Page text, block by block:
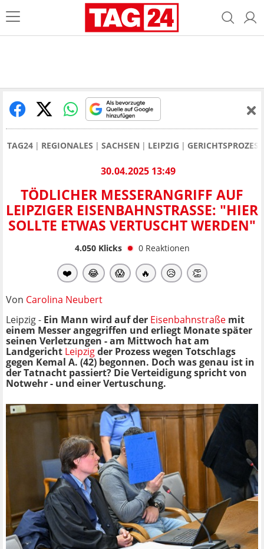
TAG24 REGIONALES SACHSEN LEIPZIG
30.04.2025 13:49
TÖDLICHER MESSERANGRIFF AUF
LEIPZIGER EISENBAHNSTRASSE: "HIER S
OLLTE ETWAS VERTUSCHT WERDEN"
4.050Klicks 0 Reaktionen
❤️ 😂 😱 🔥 😥 👏
Von Carolina Neubert
Leipzig - Ein Mann wird auf der Eisenbahnstraße mit
einem Messer angegriffen und erliegt Monate später
seinen Verletzungen - am Mittwoch hat am
Landgericht Leipzigder Prozess wegen Totschlags
gegen Kemal A. (42) begonnen. Doch was genau ist in
der Tatnacht passiert? Die Verteidigung spricht von
Notwehr - und einer Vertuschung.